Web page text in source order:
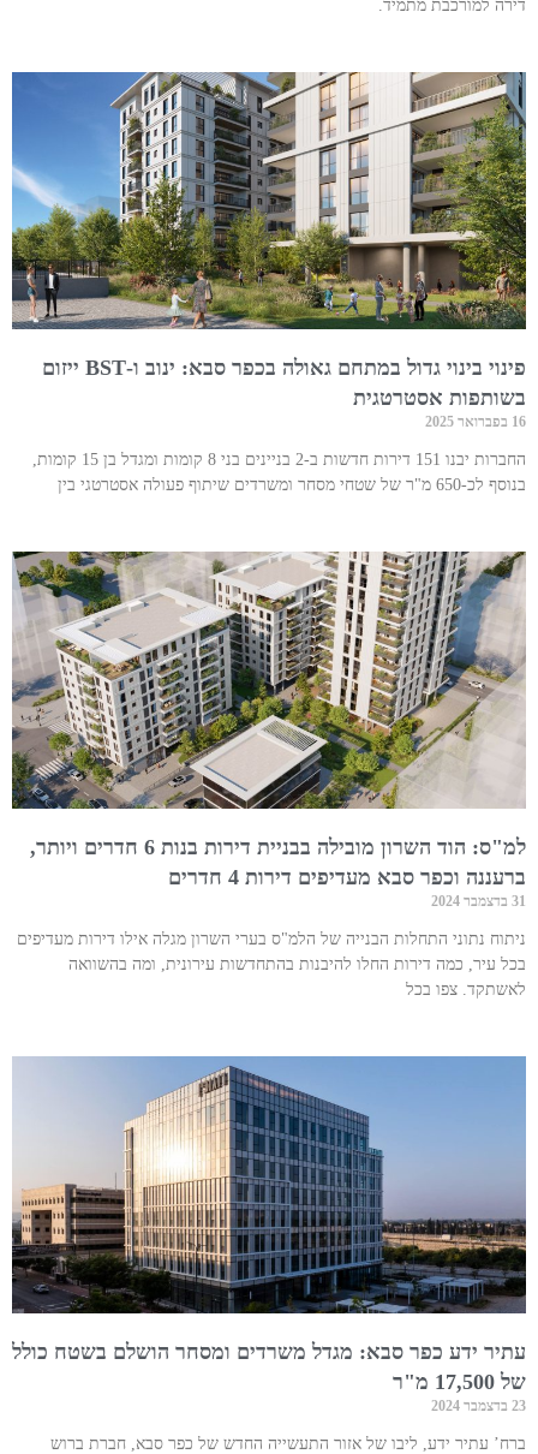
דירה למורכבת מתמיד.
פינוי בינוי גדול במתחם גאולה בכפר סבא: ינוב ו-BST ייזום
בשותפות אסטרטגית
16 בפברואר 2025
החברות יבנו 151 דירות חדשות ב-2 בניינים בני 8 קומות ומגדל בן 15 קומות,
בנוסף לכ-650 מ"ר של שטחי מסחר ומשרדים שיתוף פעולה אסטרטגי בין
למ"ס: הוד השרון מובילה בבניית דירות בנות 6 חדרים ויותר,
ברעננה וכפר סבא מעדיפים דירות 4 חדרים
31 בדצמבר 2024
ניתוח נתוני התחלות הבנייה של הלמ"ס בערי השרון מגלה אילו דירות מעדיפים
בכל עיר, כמה דירות החלו להיבנות בהתחדשות עירונית, ומה בהשוואה
לאשתקד. צפו בכל
עתיר ידע כפר סבא: מגדל משרדים ומסחר הושלם בשטח כולל
של 17,500 מ"ר
23 בדצמבר 2024
ברח’ עתיר ידע, ליבו של אזור התעשייה החדש של כפר סבא, חברת ברוש